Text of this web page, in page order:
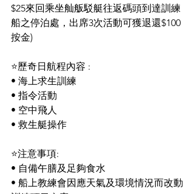
$25來回乘坐舢舨駁艇往返碼頭到達訓練
船之停泊處，出席3次活動可獲退還$100
按金)
⭐歷奇日航程內容 :
• 海上求生訓練
• 指令活動
• 空中飛人
• 救生艇操作
⭐注意事項:
• 自備午膳及足夠食水
• 船上教練會因應天氣及環境情況而改動